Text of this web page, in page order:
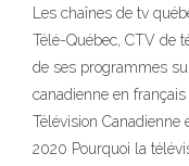
Les chaînes de tv
Télé-Québec, CTV de
de ses programmes
canadienne en
Télévision Canadienne
2020 Pourquoi la